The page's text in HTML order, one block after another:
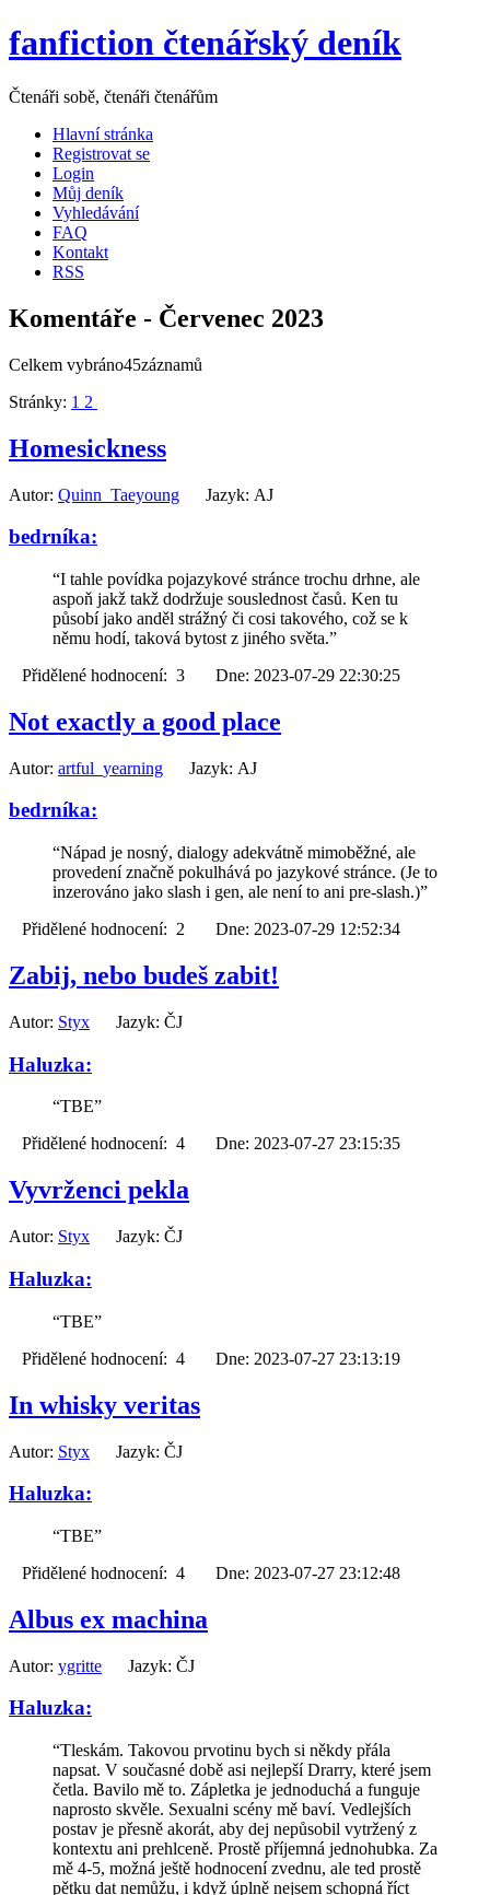
fanfiction čtenářský deník
Čtenáři sobě, čtenáři čtenářům
Hlavní stránka
Registrovat se
Login
Můj deník
Vyhledávání
FAQ
Kontakt
RSS
Komentáře - Červenec 2023
Celkem vybráno45záznamů
Stránky: 1 2
Homesickness
Autor: Quinn_Taeyoung Jazyk: AJ
bedrníka:
“I tahle povídka pojazykové stránce trochu drhne, ale
aspoň jakž takž dodržuje souslednost časů. Ken tu
působí jako anděl strážný či cosi takového, což se k
němu hodí, taková bytost z jiného světa.”
Přidělené hodnocení: 3 Dne: 2023-07-29 22:30:25
Not exactly a good place
Autor: artful_yearning Jazyk: AJ
bedrníka:
“Nápad je nosný, dialogy adekvátně mimoběžné, ale
provedení značně pokulhává po jazykové stránce. (Je to
inzerováno jako slash i gen, ale není to ani pre-slash.)”
Přidělené hodnocení: 2 Dne: 2023-07-29 12:52:34
Zabij, nebo budeš zabit!
Autor: Styx Jazyk: ČJ
Haluzka:
“TBE”
Přidělené hodnocení: 4 Dne: 2023-07-27 23:15:35
Vyvrženci pekla
Autor: Styx Jazyk: ČJ
Haluzka:
“TBE”
Přidělené hodnocení: 4 Dne: 2023-07-27 23:13:19
In whisky veritas
Autor: Styx Jazyk: ČJ
Haluzka:
“TBE”
Přidělené hodnocení: 4 Dne: 2023-07-27 23:12:48
Albus ex machina
Autor: ygritte Jazyk: ČJ
Haluzka:
“Tleskám. Takovou prvotinu bych si někdy přála
napsat. V současné době asi nejlepší Drarry, které jsem
četla. Bavilo mě to. Zápletka je jednoduchá a funguje
naprosto skvěle. Sexualni scény mě baví. Vedlejších
postav je přesně akorát, aby dej nepůsobil vytržený z
kontextu ani prehlceně. Prostě příjemná jednohubka. Za
mě 4-5, možná ještě hodnocení zvednu, ale ted prostě
pětku dat nemůžu, i když úplně nejsem schopná říct